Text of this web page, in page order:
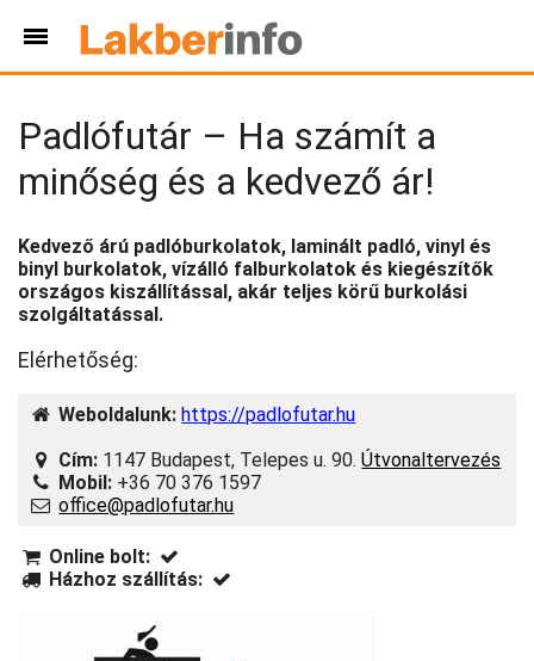
Padlófutár – Ha számít a
minőség és a kedvező ár!
Kedvező árú padlóburkolatok, laminált padló, vinyl és
binyl burkolatok, vízálló falburkolatok és kiegészítők
országos kiszállítással, akár teljes körű burkolási
szolgáltatással.
Elérhetőség:
Weboldalunk: https://padlofutar.hu
Cím: 1147 Budapest, Telepes u. 90.Útvonaltervezés
Mobil: +36 70 376 1597
office@padlofutar.hu
Online bolt:
Házhoz szállítás: